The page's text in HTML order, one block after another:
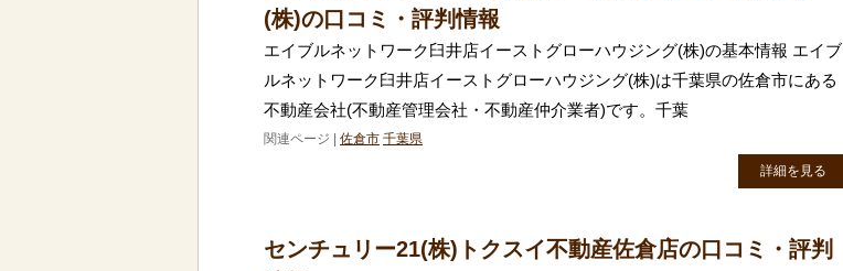
(株)の口コミ・評判情報
エイブルネットワーク臼井店イーストグローハウジング(株)の基本情報 エイブ
ルネットワーク臼井店イーストグローハウジング(株)は千葉県の佐倉市にある
不動産会社(不動産管理会社・不動産仲介業者)です。千葉
関連ページ | 佐倉市 千葉県
詳細を見る
センチュリー21(株)トクスイ不動産佐倉店の口コミ・評判